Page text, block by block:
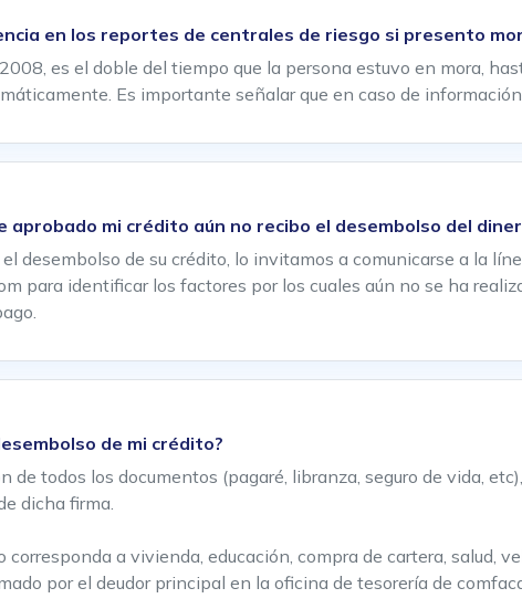
en los reportes de centrales de riesgo si presento
es el doble del tiempo que la persona estuvo en mora,
Es importante señalar que en caso de
aprobado mi crédito aún no recibo el desembolso del
desembolso de su crédito, lo invitamos a comunicarse a la
para identificar los factores por los cuales aún no se ha
de mi crédito?
de todos los documentos (pagaré, libranza, seguro de vida,
dicha firma.
corresponda a vivienda, educación, compra de cartera, salud,
por el deudor principal en la oficina de tesorería de